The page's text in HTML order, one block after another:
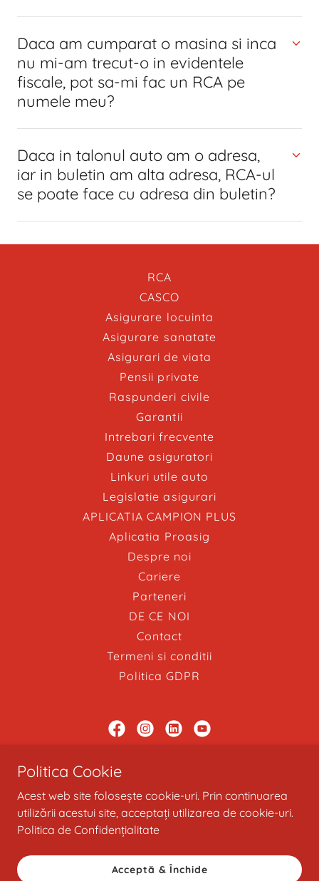
Daca am cumparat o masina si inca
nu mi-am trecut-o in evidentele
fiscale, pot sa-mi fac un RCA pe
numele meu?
Daca in talonul auto am o adresa,
iar in buletin am alta adresa, RCA-ul
se poate face cu adresa din buletin?
RCA
CASCO
Asigurare locuinta
Asigurare sanatate
Asigurari de viata
Pensii private
Raspunderi civile
Garantii
Intrebari frecvente
Daune asiguratori
Linkuri utile auto
Legislatie asigurari
APLICATIA CAMPION PLUS
Aplicatia Proasig
Despre noi
Cariere
Parteneri
DE CE NOI
Contact
Termeni si conditii
Politica GDPR
Brokeraj în asigurări
Str. Zorilor nr. 5, Brașov, România
0724 864 076
Copyright © 2015 - 2026 Proasig.com - Toate drepturile
rezervate
Politica Cookie
Acest web site folosește cookie-uri. Prin continuarea
utilizării acestui site, acceptați utilizarea de cookie-uri.
Politica de Confidențialitate
Acceptă & Închide